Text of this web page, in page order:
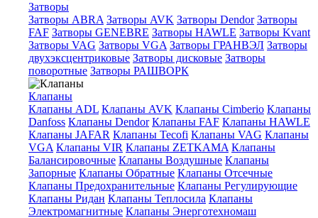
Затворы
Затворы ABRA Затворы AVK Затворы Dendor Затворы
FAF Затворы GENEBRE Затворы HAWLE Затворы Kvant
Затворы VAG Затворы VGA Затворы ГРАНВЭЛ Затворы
двухэксцентриковые Затворы дисковые Затворы
поворотные Затворы РАШВОРК
Клапаны
Клапаны ADL Клапаны AVK Клапаны Cimberio Клапаны
Danfoss Клапаны Dendor Клапаны FAF Клапаны HAWLE
Клапаны JAFAR Клапаны Tecofi Клапаны VAG Клапаны
VGA Клапаны VIR Клапаны ZETKAMA Клапаны
Балансировочные Клапаны Воздушные Клапаны
Запорные Клапаны Обратные Клапаны Отсечные
Клапаны Предохранительные Клапаны Регулирующие
Клапаны Ридан Клапаны Теплосила Клапаны
Электромагнитные Клапаны Энерготехномаш